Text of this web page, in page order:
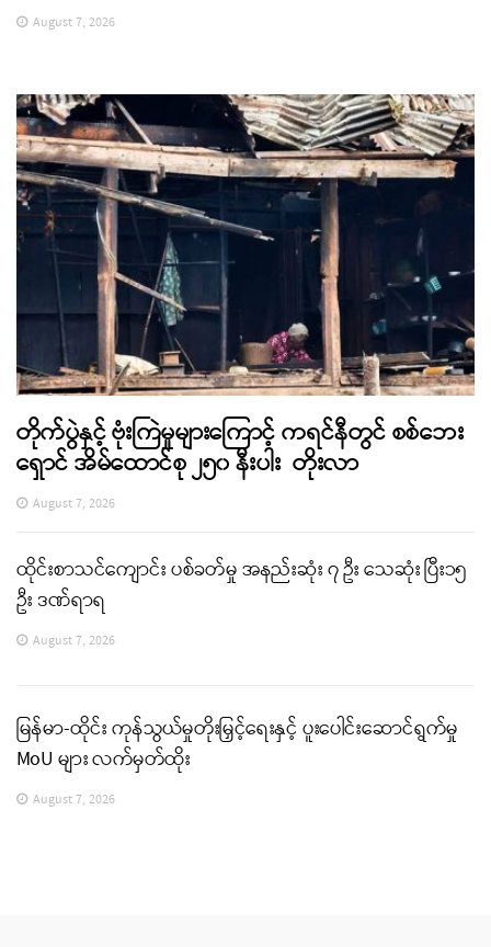
August 7, 2026
တိုက်ပွဲနှင့် ဗုံးကြဲမှုများကြောင့် ကရင်နီတွင် စစ်ဘေး
ရှောင် အိမ်ထောင်စု ၂၅၀ နီးပါး တိုးလာ
August 7, 2026
ထိုင်းစာသင်ကျောင်း ပစ်ခတ်မှု အနည်းဆုံး ၇ ဦး သေဆုံး ပြီး၁၅
ဦး ဒဏ်ရာရ
August 7, 2026
မြန်မာ-ထိုင်း ကုန်သွယ်မှုတိုးမြှင့်ရေးနှင့် ပူးပေါင်းဆောင်ရွက်မှု
MoU များ လက်မှတ်ထိုး
August 7, 2026